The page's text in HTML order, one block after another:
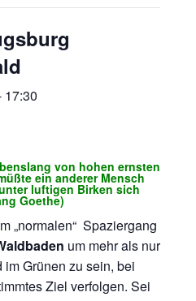
17:30
von hohen ernsten
ein anderer Mensch
luftigen Birken sich
Goethe)
„normalen“ Spaziergang
um mehr als nur
Grünen zu sein, bei
Ziel verfolgen. Sei